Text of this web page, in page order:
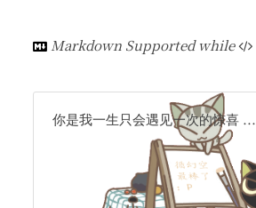
Markdown Supported while
你是我一生只会遇见一次的惊喜 ...